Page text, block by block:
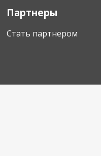
Партнеры
Стать партнером